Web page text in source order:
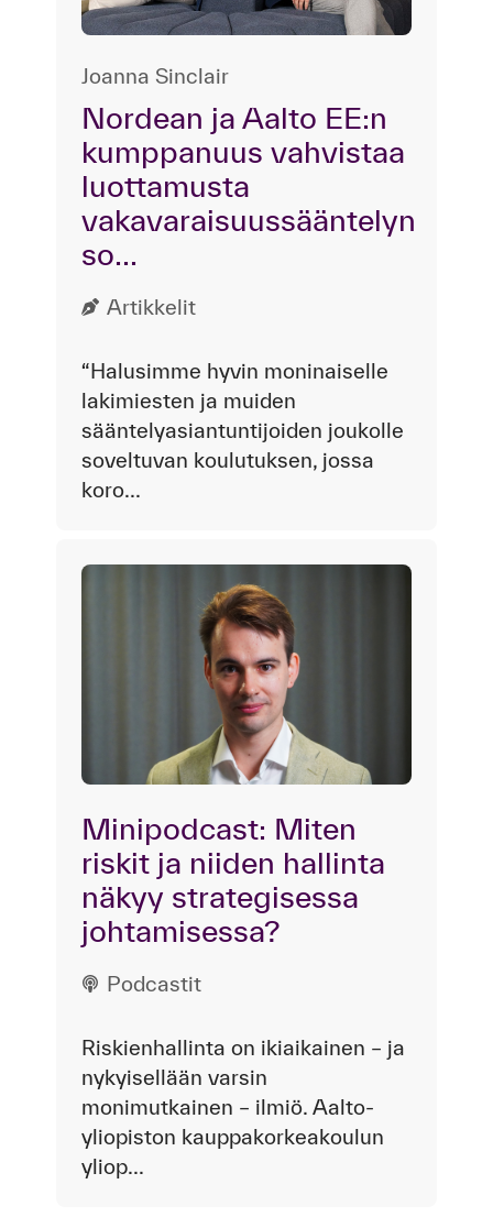
Joanna Sinclair
Nordean ja Aalto EE:n
kumppanuus vahvistaa
luottamusta
vakavaraisuussääntelyn
so...
Artikkelit
“Halusimme hyvin moninaiselle
lakimiesten ja muiden
sääntelyasiantuntijoiden joukolle
soveltuvan koulutuksen, jossa
koro...
Minipodcast: Miten
riskit ja niiden hallinta
näkyy strategisessa
johtamisessa?
Podcastit
Riskienhallinta on ikiaikainen – ja
nykyisellään varsin
monimutkainen – ilmiö. Aalto-
yliopiston kauppakorkeakoulun
yliop...